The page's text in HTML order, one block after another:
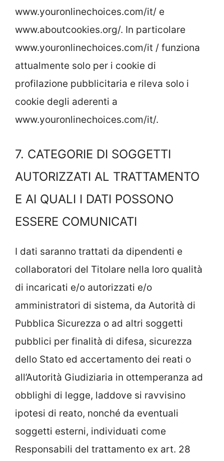
www.youronlinechoices.com/it/ e
www.aboutcookies.org/. In particolare
www.youronlinechoices.com/it / funziona
attualmente solo per i cookie di
profilazione pubblicitaria e rileva solo i
cookie degli aderenti a
www.youronlinechoices.com/it/.
7. CATEGORIE DI SOGGETTI
AUTORIZZATI AL TRATTAMENTO
E AI QUALI I DATI POSSONO
ESSERE COMUNICATI
I dati saranno trattati da dipendenti e
collaboratori del Titolare nella loro qualità
di incaricati e/o autorizzati e/o
amministratori di sistema, da Autorità di
Pubblica Sicurezza o ad altri soggetti
pubblici per finalità di difesa, sicurezza
dello Stato ed accertamento dei reati o
all’Autorità Giudiziaria in ottemperanza ad
obblighi di legge, laddove si ravvisino
ipotesi di reato, nonché da eventuali
soggetti esterni, individuati come
Responsabili del trattamento ex art. 28